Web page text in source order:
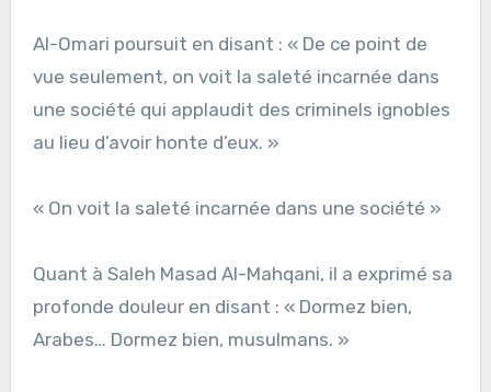
Al-Omari poursuit en disant : « De ce point de
vue seulement, on voit la saleté incarnée dans
une société qui applaudit des criminels ignobles
au lieu d’avoir honte d’eux. »
« On voit la saleté incarnée dans une société »
Quant à Saleh Masad Al-Mahqani, il a exprimé sa
profonde douleur en disant : « Dormez bien,
Arabes… Dormez bien, musulmans. »